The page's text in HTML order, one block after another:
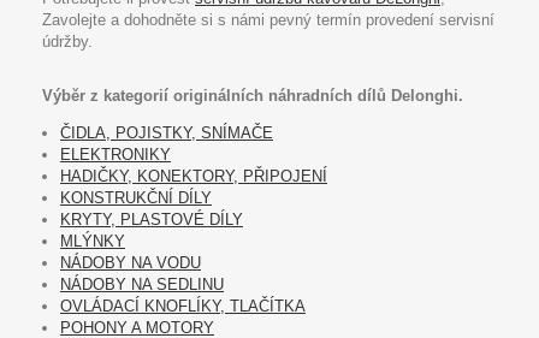
Zavolejte a dohodněte si s námi pevný termín provedení servisní
údržby.
Výběr z kategorií originálních náhradních dílů Delonghi.
ČIDLA, POJISTKY, SNÍMAČE
ELEKTRONIKY
HADIČKY, KONEKTORY, PŘIPOJENÍ
KONSTRUKČNÍ DÍLY
KRYTY, PLASTOVÉ DÍLY
MLÝNKY
NÁDOBY NA VODU
NÁDOBY NA SEDLINU
OVLÁDACÍ KNOFLÍKY, TLAČÍTKA
POHONY A MOTORY